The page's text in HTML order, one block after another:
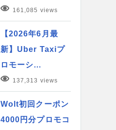
161,085 views
【2026年6月最
新】Uber Taxiプ
ロモーシ…
137,313 views
Wolt初回クーポン
4000円分プロモコ